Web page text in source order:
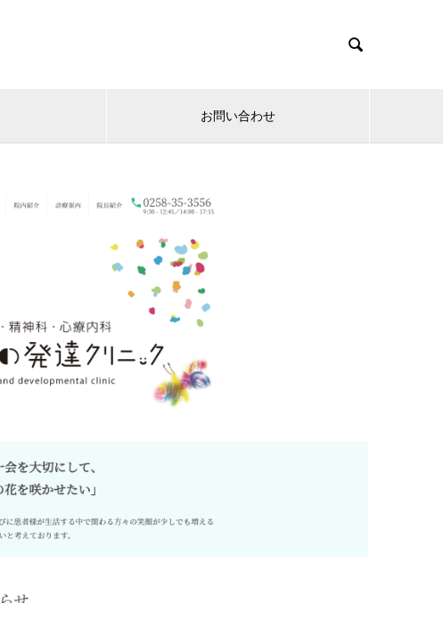

お問い合わせ